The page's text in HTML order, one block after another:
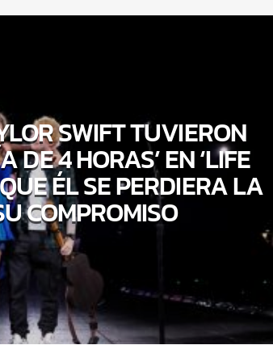
SWIFT TUVIERON
DE 4 HORAS’ EN ‘LIFE
ÉL SE PERDIERA LA
COMPROMISO